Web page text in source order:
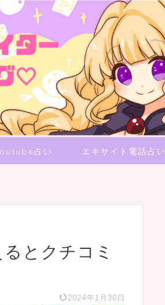
占い エキサイト電話占い
とクチコミ
2024年1月30日